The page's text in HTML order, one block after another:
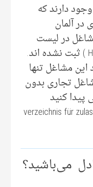
دارند که
در آلمان
در لیست
ثبت این اداره ( Handwerksrolle ) ثبت نشده اند.
این مشاغل تنها
تجاری بدون
کنید
(verzeichnis für
می‌‌باشید؟